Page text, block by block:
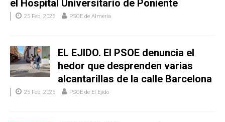
el Hospital Universitario de Poniente
25 Feb, 2025 PSOE de Almería
EL EJIDO. El PSOE denuncia el
hedor que desprenden varias
alcantarillas de la calle Barcelona
25 Feb, 2025 PSOE de El Ejido